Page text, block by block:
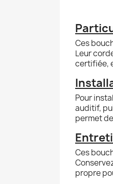
Ces
Leur
certifiée,
Pour
auditif,
permet
Ces
propre